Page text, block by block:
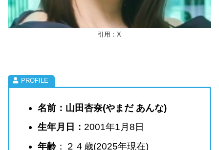
引用：X
名前：山田杏奈(やまだ あんな)
生年月日： 2001年1月8日
年齢：２４歳(2025年現在)